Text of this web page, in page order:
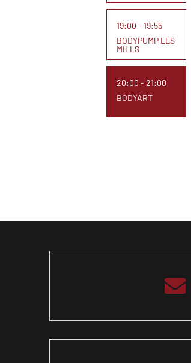
19:00 - 19:55
BODYPUMP LES
MILLS
20:00 - 21:00
BODYART